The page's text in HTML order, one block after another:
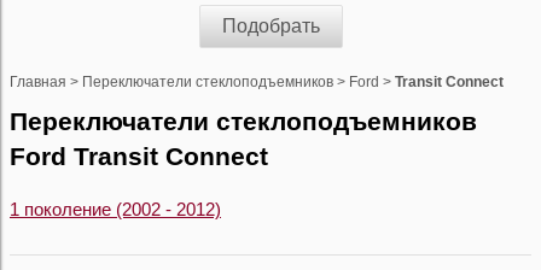
Подобрать
Главная > Переключатели стеклоподъемников > Ford > Transit Connect
Переключатели стеклоподъемников
Ford Transit Connect
1 поколение (2002 - 2012)